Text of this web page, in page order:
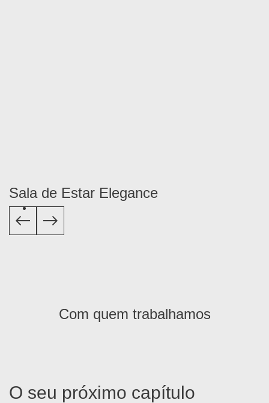
Sala de Estar Elegance
Com quem trabalhamos
O seu próximo capítulo